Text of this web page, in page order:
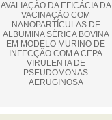
AVALIAÇÃO DA EFICÁCIA DA
VACINAÇÃO COM
NANOPARTÍCULAS DE
ALBUMINA SÉRICA BOVINA
EM MODELO MURINO DE
INFECÇÃO COM A CEPA
VIRULENTA DE
PSEUDOMONAS
AERUGINOSA